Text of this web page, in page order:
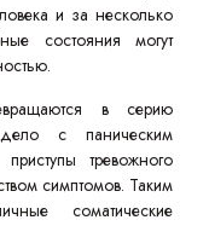
и за несколько
состояния могут
в серию
с паническим
тревожного
симптомов. Таким
соматические